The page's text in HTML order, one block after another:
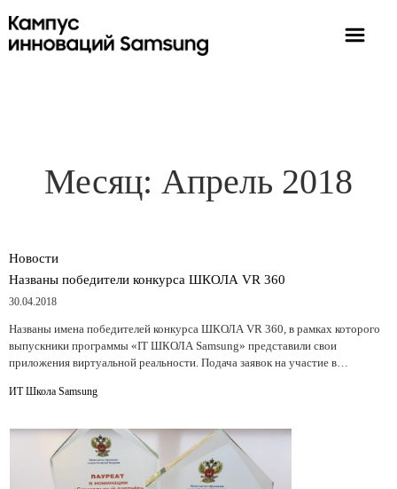
Месяц: Апрель 2018
Новости
Названы победители конкурса ШКОЛА VR 360
30.04.2018
Названы имена победителей конкурса ШКОЛА VR 360, в рамках которого
выпускники программы «IT ШКОЛА Samsung» представили свои
приложения виртуальной реальности. Подача заявок на участие в…
ИТ Школа Samsung